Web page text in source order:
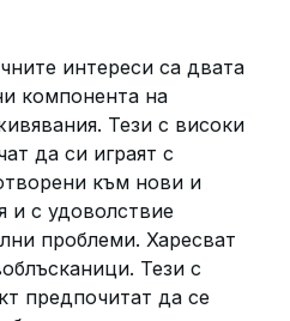
интереси са двата
компонента на
Тези с високи
да си играят с
към нови и
и с удоволствие
проблеми. Харесват
Тези с
предпочитат да се